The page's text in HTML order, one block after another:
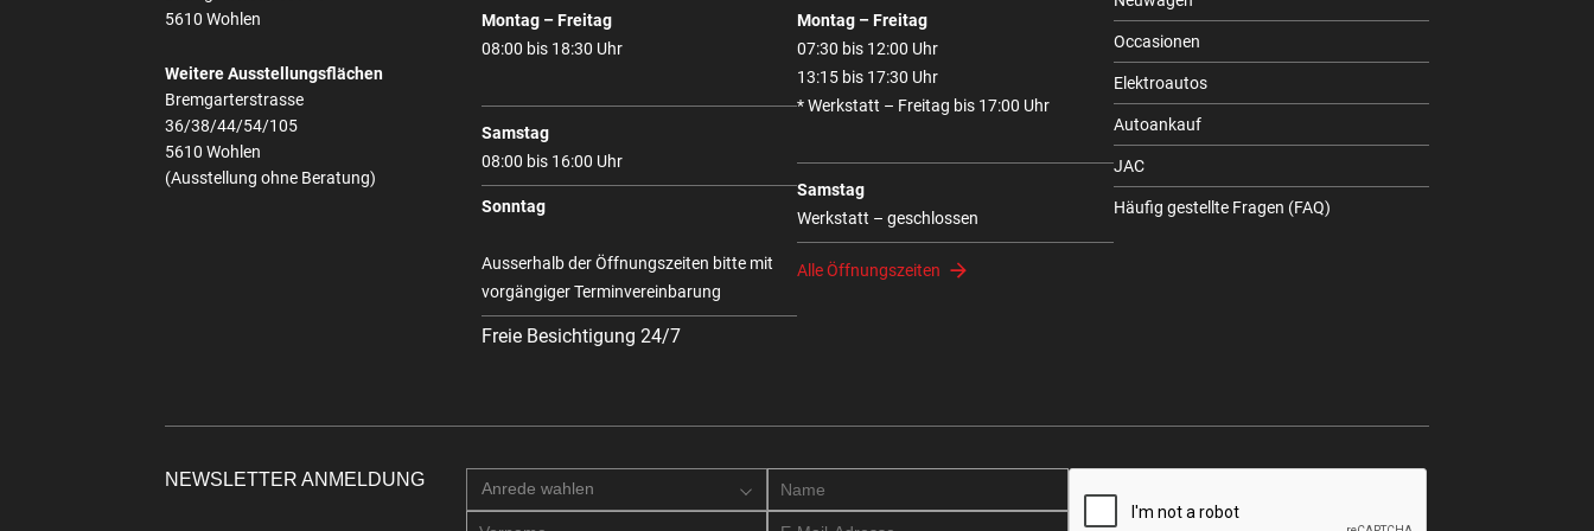
5610 Wohlen
Weitere Ausstellungsflächen
Bremgarterstrasse
36/38/44/54/105
5610 Wohlen
(Ausstellung ohne Beratung)
Montag – Freitag
08:00 bis 18:30 Uhr
Samstag
08:00 bis 16:00 Uhr
Sonntag
Ausserhalb der Öffnungszeiten bitte mit
vorgängiger Terminvereinbarung
Freie Besichtigung 24/7
Montag – Freitag
07:30 bis 12:00 Uhr
13:15 bis 17:30 Uhr
* Werkstatt – Freitag bis 17:00 Uhr
Samstag
Werkstatt – geschlossen
Alle Öffnungszeiten
Occasionen
Elektroautos
Autoankauf
JAC
Häufig gestellte Fragen (FAQ)
NEWSLETTER ANMELDUNG Anrede wahlen